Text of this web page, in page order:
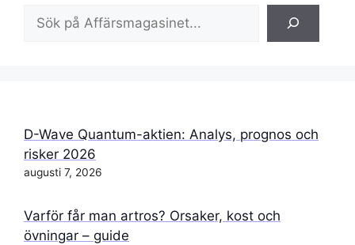
D-Wave Quantum-aktien: Analys, prognos och
risker 2026
augusti 7, 2026
Varför får man artros? Orsaker, kost och
övningar – guide